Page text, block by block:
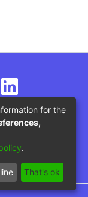
for the
.
That's ok